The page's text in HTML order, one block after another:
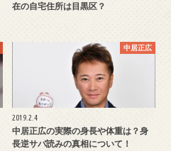
在の自宅住所は目黒区？
中居正広
2019.2.4
中居正広の実際の身長や体重は？身
長逆サバ読みの真相について！